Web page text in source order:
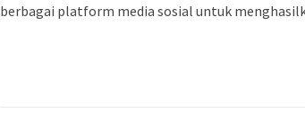
berbagai platform media sosial untuk